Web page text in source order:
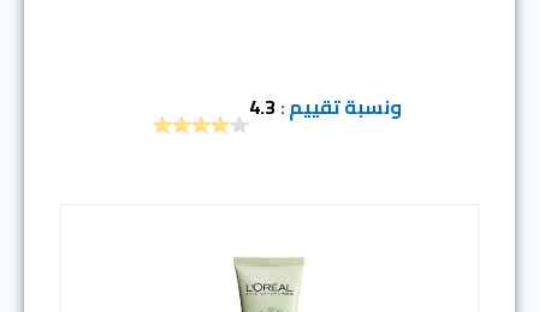
ونسبة تقييم :4.3